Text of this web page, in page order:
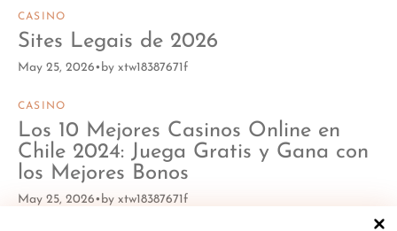
CASINO
Sites Legais de 2026
May 25, 2026 by xtw18387671f
CASINO
Los 10 Mejores Casinos Online en
Chile 2024: Juega Gratis y Gana con
los Mejores Bonos
May 25, 2026 by xtw18387671f